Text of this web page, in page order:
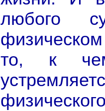
любого
то, к